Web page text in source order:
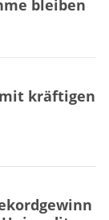
bleiben
kräftigen